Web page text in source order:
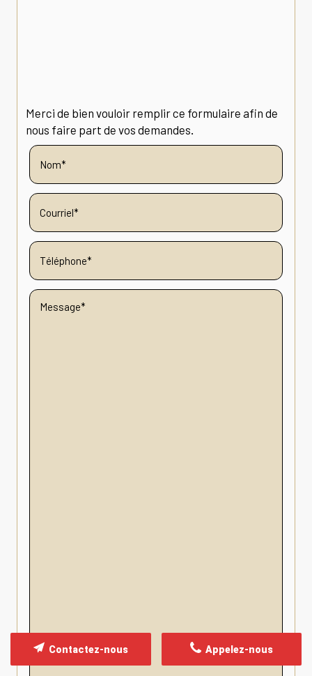
Merci de bien vouloir remplir ce formulaire afin de
nous faire part de vos demandes.
Appelez-nous
Contactez-nous